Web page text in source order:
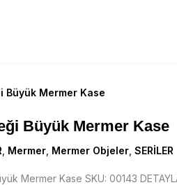
Büyük Mermer Kase
Mermer Mermer Objeler SERİLER
Mermer Kase SKU: 00143